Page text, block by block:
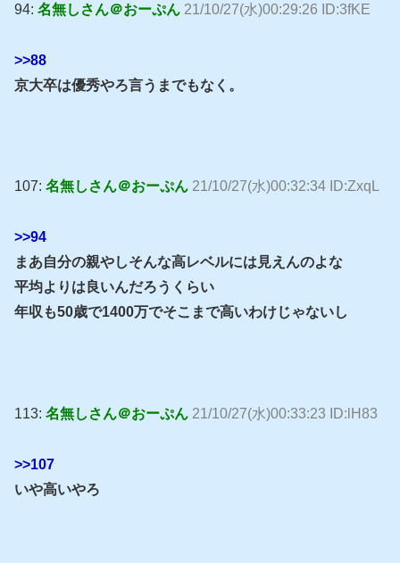
94: 名無しさん＠おーぷん 21/10/27(水)00:29:26 ID:3fKE
>>88
京大卒は優秀やろ言うまでもなく。
107: 名無しさん＠おーぷん 21/10/27(水)00:32:34 ID:ZxqL
>>94
まあ自分の親やしそんな高レベルには見えんのよな
平均よりは良いんだろうくらい
年収も50歳で1400万でそこまで高いわけじゃないし
113: 名無しさん＠おーぷん 21/10/27(水)00:33:23 ID:lH83
>>107
いや高いやろ